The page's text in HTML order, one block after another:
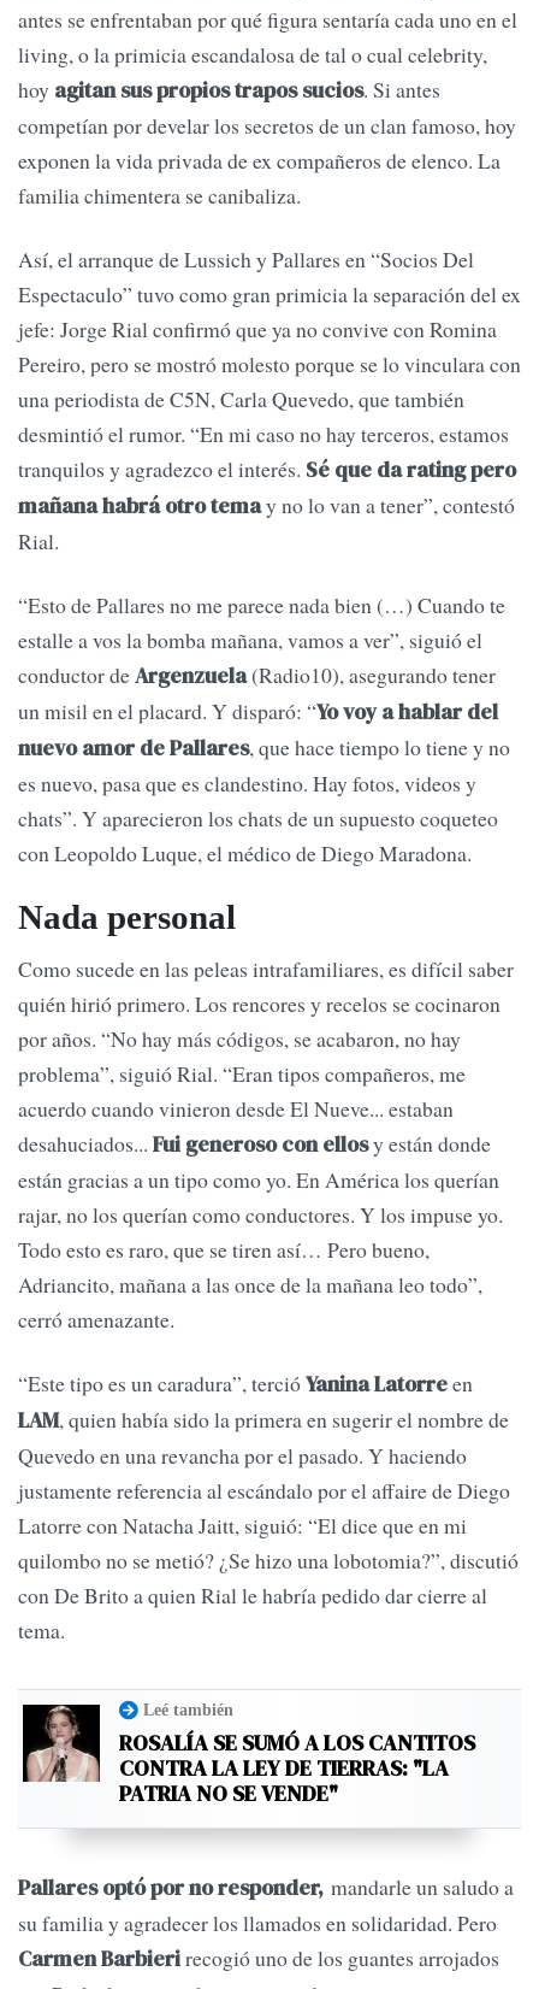
antes se enfrentaban por qué figura sentaría cada uno en el
living, o la primicia escandalosa de tal o cual celebrity,
hoy agitan sus propios trapos sucios. Si antes
competían por develar los secretos de un clan famoso, hoy
exponen la vida privada de ex compañeros de elenco. La
familia chimentera se canibaliza.
Así, el arranque de Lussich y Pallares en “Socios Del
Espectaculo” tuvo como gran primicia la separación del ex
jefe: Jorge Rial confirmó que ya no convive con Romina
Pereiro, pero se mostró molesto porque se lo vinculara con
una periodista de C5N, Carla Quevedo, que también
desmintió el rumor. “En mi caso no hay terceros, estamos
tranquilos y agradezco el interés. Sé que da rating pero
mañana habrá otro temay no lo van a tener”, contestó
Rial.
“Esto de Pallares no me parece nada bien (…) Cuando te
estalle a vos la bomba mañana, vamos a ver”, siguió el
conductor deArgenzuela(Radio10), asegurando tener
un misil en el placard. Y disparó: “Yo voy a hablar del
nuevo amor de Pallares, que hace tiempo lo tiene y no
es nuevo, pasa que es clandestino. Hay fotos, videos y
chats”. Y aparecieron los chats de un supuesto coqueteo
con Leopoldo Luque, el médico de Diego Maradona.
Nada personal
Como sucede en las peleas intrafamiliares, es difícil saber
quién hirió primero. Los rencores y recelos se cocinaron
por años. “No hay más códigos, se acabaron, no hay
problema”, siguió Rial. “Eran tipos compañeros, me
acuerdo cuando vinieron desde El Nueve... estaban
desahuciados... Fui generoso con ellosy están donde
están gracias a un tipo como yo. En América los querían
rajar, no los querían como conductores. Y los impuse yo.
Todo esto es raro, que se tiren así… Pero bueno,
Adriancito, mañana a las once de la mañana leo todo”,
cerró amenazante.
“Este tipo es un caradura”, tercióYanina Latorreen
LAM, quien había sido la primera en sugerir el nombre de
Quevedo en una revancha por el pasado. Y haciendo
justamente referencia al escándalo por el affaire de Diego
Latorre con Natacha Jaitt, siguió: “El dice que en mi
quilombo no se metió? ¿Se hizo una lobotomia?”, discutió
con De Brito a quien Rial le habría pedido dar cierre al
tema.
Leé también
ROSALÍA SE SUMÓ A LOS CANTITOS
CONTRA LA LEY DE TIERRAS: "LA
PATRIA NO SE VENDE"
Pallares optó por no responder, mandarle un saludo a
su familia y agradecer los llamados en solidaridad. Pero
Carmen Barbierirecogió uno de los guantes arrojados